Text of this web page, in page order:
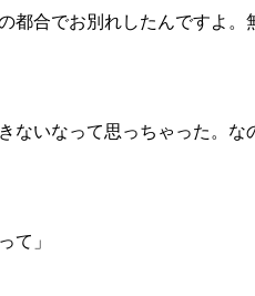
合でお別れしたんですよ
いなって思っちゃった。
て」